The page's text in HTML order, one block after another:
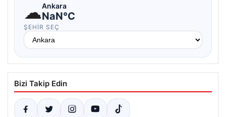
☁Ankara
NaN°C
ŞEHIR SEÇ
Bizi Takip Edin